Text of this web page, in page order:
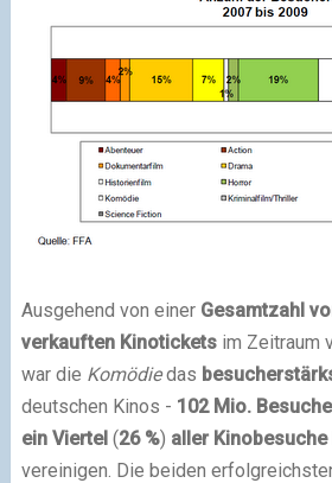
Ausgehend von einer Gesamtzahl
verkauften Kinoticketsim Zeitraum
war die Komödiedas
deutschen Kinos - 102 Mio.
ein Viertel(26 %) aller Kinobesuche
vereinigen. Die beiden